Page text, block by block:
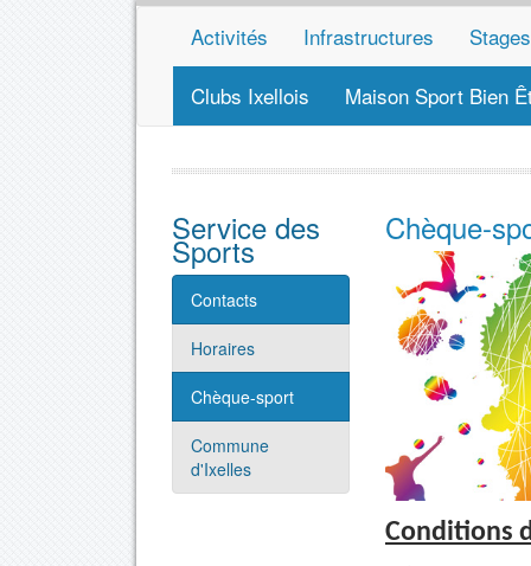
Activités Infrastructures
Stages
Clubs Ixellois
Maison Sport Bien
Service des
Sports
Contacts
Horaires
Chèque-sport
Commune
d'Ixelles
Chèque-
Conditions